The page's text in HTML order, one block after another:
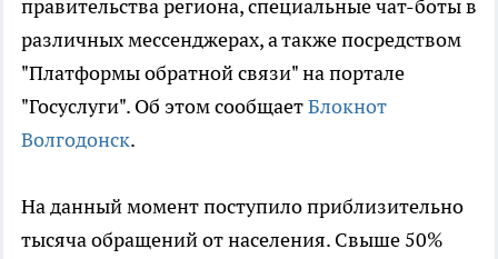
правительства региона, специальные чат-боты в
различных мессенджерах, а также посредством
"Платформы обратной связи" на портале
"Госуслуги". Об этом сообщаетБлокнот
Волгодонск.
На данный момент поступило приблизительно
тысяча обращений от населения. Свыше 50%